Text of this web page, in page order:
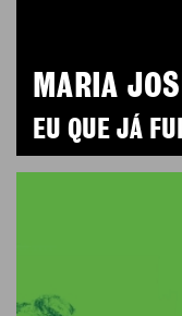
MARIA
EU QUE JÁ